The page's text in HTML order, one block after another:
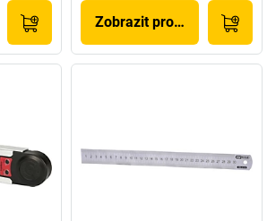
Zobrazit produkt